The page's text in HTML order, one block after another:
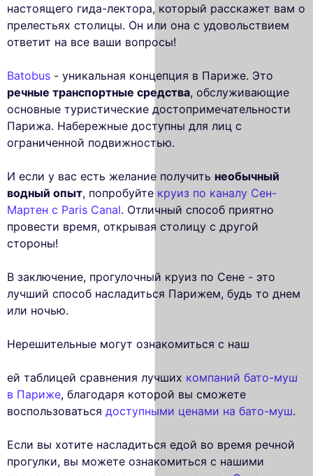
настоящего гида-лектора, который расскажет вам о
прелестьях столицы. Он или она с удовольствием
ответит на все ваши вопросы!
Batobus - уникальная концепция в Париже. Это
речные транспортные средства, обслуживающие
основные туристические достопримечательности
Парижа. Набережные доступны для лиц с
ограниченной подвижностью.
И если у вас есть желание получить необычный
водный опыт, попробуйте круиз по каналу Сен-
Мартен с Paris Canal. Отличный способ приятно
провести время, открывая столицу с другой
стороны!
В заключение, прогулочный круиз по Сене - это
лучший способ насладиться Парижем, будь то днем
или ночью.
Нерешительные могут ознакомиться с наш
ей таблицей сравнения лучших компаний бато-муш
в Париже, благодаря которой вы сможете
воспользоваться доступными ценами на бато-муш.
Если вы хотите насладиться едой во время речной
прогулки, вы можете ознакомиться с нашими